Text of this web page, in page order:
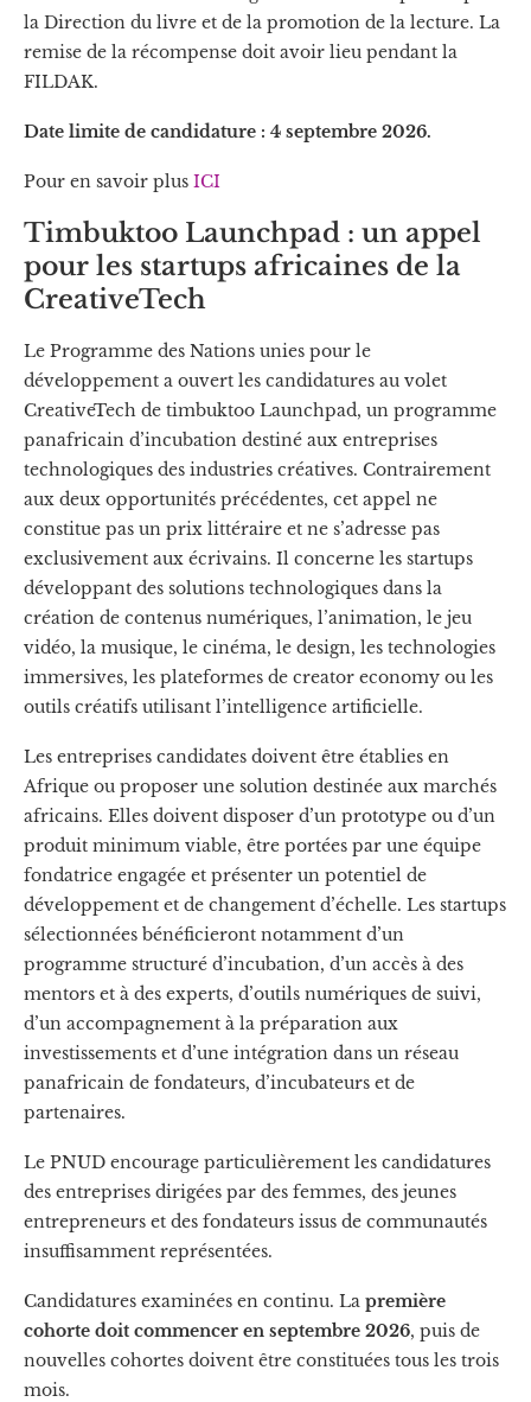
la Direction du livre et de la promotion de la lecture. La
remise de la récompense doit avoir lieu pendant la
FILDAK.
Date limite de candidature : 4 septembre 2026.
Pour en savoir plus ICI
Timbuktoo Launchpad : un appel
pour les startups africaines de la
CreativeTech
Le Programme des Nations unies pour le
développement a ouvert les candidatures au volet
CreativeTech de timbuktoo Launchpad, un programme
panafricain d’incubation destiné aux entreprises
technologiques des industries créatives. Contrairement
aux deux opportunités précédentes, cet appel ne
constitue pas un prix littéraire et ne s’adresse pas
exclusivement aux écrivains. Il concerne les startups
développant des solutions technologiques dans la
création de contenus numériques, l’animation, le jeu
vidéo, la musique, le cinéma, le design, les technologies
immersives, les plateformes de creator economy ou les
outils créatifs utilisant l’intelligence artificielle.
Les entreprises candidates doivent être établies en
Afrique ou proposer une solution destinée aux marchés
africains. Elles doivent disposer d’un prototype ou d’un
produit minimum viable, être portées par une équipe
fondatrice engagée et présenter un potentiel de
développement et de changement d’échelle. Les startups
sélectionnées bénéficieront notamment d’un
programme structuré d’incubation, d’un accès à des
mentors et à des experts, d’outils numériques de suivi,
d’un accompagnement à la préparation aux
investissements et d’une intégration dans un réseau
panafricain de fondateurs, d’incubateurs et de
partenaires.
Le PNUD encourage particulièrement les candidatures
des entreprises dirigées par des femmes, des jeunes
entrepreneurs et des fondateurs issus de communautés
insuffisamment représentées.
Candidatures examinées en continu. La première
cohorte doit commencer en septembre 2026, puis de
nouvelles cohortes doivent être constituées tous les trois
mois.